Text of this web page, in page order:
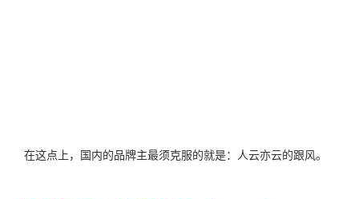
在这点上，国内的品牌主最须克服的就是：人云亦云的跟风。